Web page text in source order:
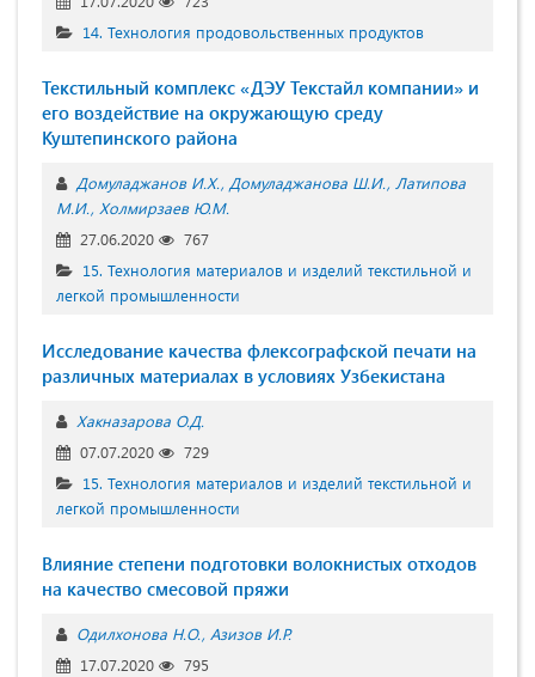
14. Технология продовольственных продуктов
Текстильный комплекс «ДЭУ Текстайл компании» и
его воздействие на окружающую среду
Куштепинского района
Домуладжанов И.Х. Домуладжанова Ш.И. Латипова
М.И. Холмирзаев Ю.М.
27.06.2020
767
15. Технология материалов и изделий текстильной и
легкой промышленности
Исследование качества флексографской печати на
различных материалах в условиях Узбекистана
Хакназарова О.Д.
07.07.2020
729
15. Технология материалов и изделий текстильной и
легкой промышленности
Влияние степени подготовки волокнистых отходов
на качество смесовой пряжи
Одилхонова Н.О. Азизов И.Р.
17.07.2020
795